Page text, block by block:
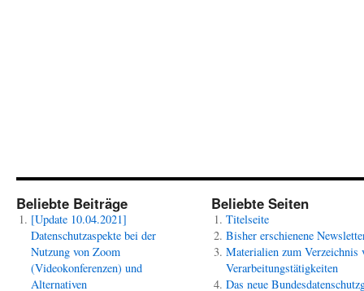
Beliebte Beiträge
[Update 10.04.2021]
Datenschutzaspekte bei der
Nutzung von Zoom
(Videokonferenzen) und
Alternativen
Beliebte Seiten
Titelseite
Bisher erschienene
Materialien zum Verzeichnis
Verarbeitungstätigkeiten
Das neue